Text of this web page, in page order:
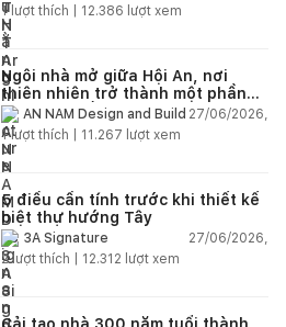
1lượt thích | 12.386 lượt xem
Ngôi nhà mở giữa Hội An, nơi
thiên nhiên trở thành một phần
của cuộc sống
AN NAM Design and Build 27/06/2026,
1lượt thích | 11.267 lượt xem
5 điều cần tính trước khi thiết kế
biệt thự hướng Tây
3A Signature
27/06/2026,
2lượt thích | 12.312 lượt xem